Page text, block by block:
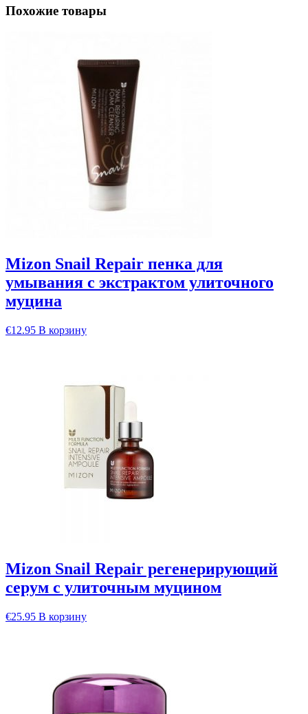
Похожие товары
Mizon Snail Repair пенка для
умывания с экстрактом улиточного
муцина
€12.95 В корзину
Mizon Snail Repair регенерирующий
серум с улиточным муцином
€25.95 В корзину